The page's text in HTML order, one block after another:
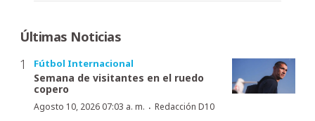
Últimas Noticias
Fútbol Internacional
Semana de visitantes en el ruedo
copero
Agosto 10, 2026 07:03 a. m. · Redacción D10